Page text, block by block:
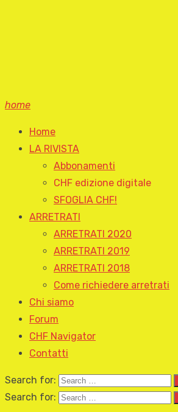
home
Home
LA RIVISTA
Abbonamenti
CHF edizione digitale
SFOGLIA CHF!
ARRETRATI
ARRETRATI 2020
ARRETRATI 2019
ARRETRATI 2018
Come richiedere arretrati
Chi siamo
Forum
CHF Navigator
Contatti
Search for:
Search for: